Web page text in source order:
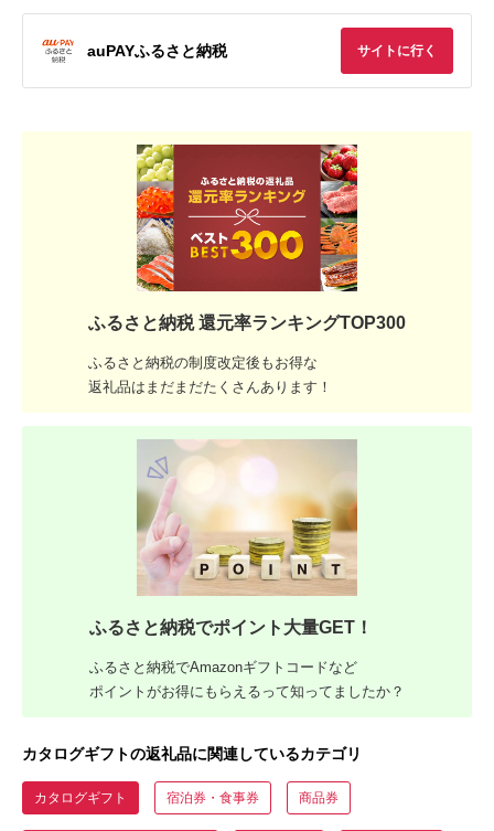
auPAYふるさと納税 サイトに行く
ふるさと納税 還元率ランキングTOP300
ふるさと納税の制度改定後もお得な
返礼品はまだまだたくさんあります！
ふるさと納税でポイント大量GET！
ふるさと納税でAmazonギフトコードなど
ポイントがお得にもらえるって知ってましたか？
カタログギフトの返礼品に関連しているカテゴリ
カタログギフト 宿泊券・食事券 商品券